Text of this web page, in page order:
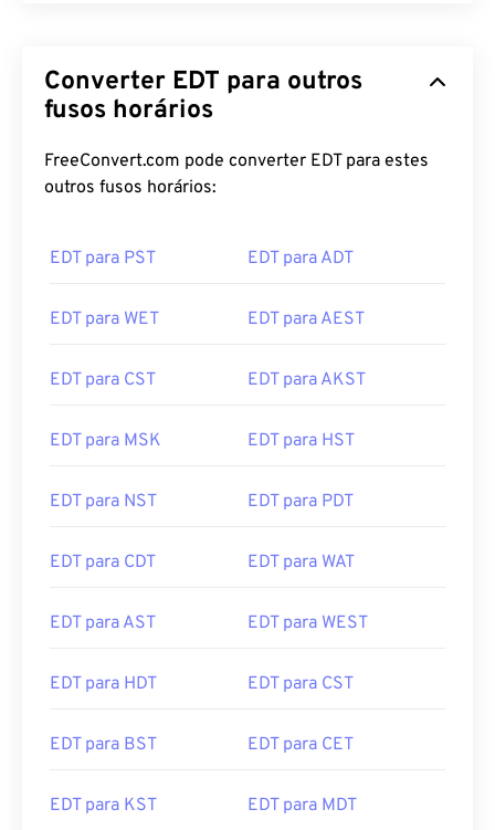
Converter EDT para outros
fusos horários
FreeConvert.com pode converter EDT para estes
outros fusos horários:
EDT para PST EDT para ADT
EDT para WET EDT para AEST
EDT para CST EDT para AKST
EDT para MSK EDT para HST
EDT para NST EDT para PDT
EDT para CDT EDT para WAT
EDT para AST EDT para WEST
EDT para HDT EDT para CST
EDT para BST EDT para CET
EDT para KST EDT para MDT